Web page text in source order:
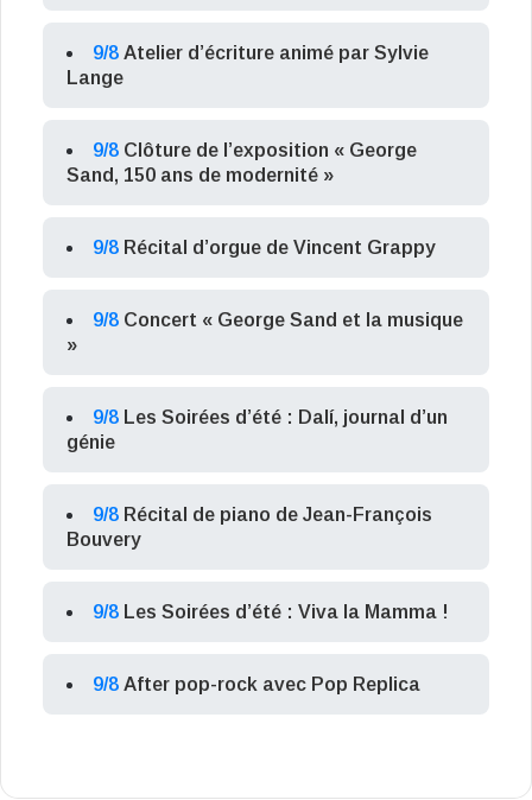
9/8 Atelier d’écriture animé par Sylvie
Lange
9/8 Clôture de l’exposition « George
Sand, 150 ans de modernité »
9/8 Récital d’orgue de Vincent Grappy
9/8 Concert « George Sand et la musique
»
9/8 Les Soirées d’été : Dalí, journal d’un
génie
9/8 Récital de piano de Jean-François
Bouvery
9/8 Les Soirées d’été : Viva la Mamma !
9/8 After pop-rock avec Pop Replica